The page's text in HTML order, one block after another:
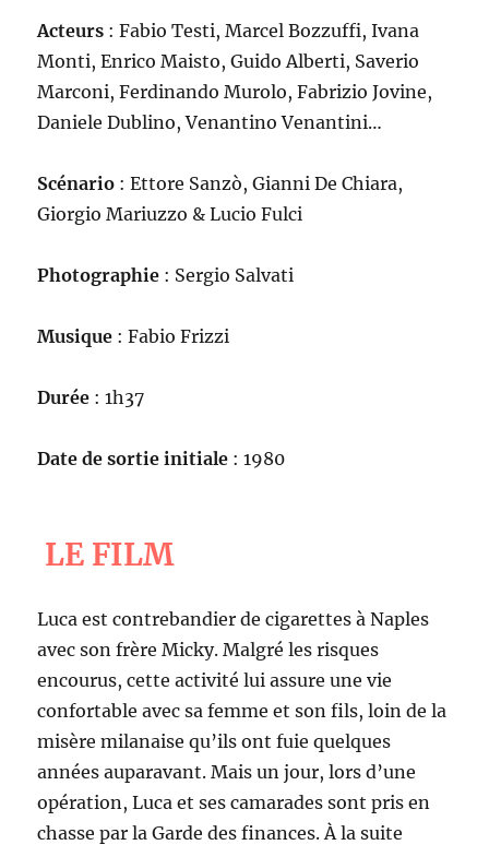
Acteurs : Fabio Testi, Marcel Bozzuffi, Ivana
Monti, Enrico Maisto, Guido Alberti, Saverio
Marconi, Ferdinando Murolo, Fabrizio Jovine,
Daniele Dublino, Venantino Venantini…
Scénario : Ettore Sanzò, Gianni De Chiara,
Giorgio Mariuzzo & Lucio Fulci
Photographie : Sergio Salvati
Musique : Fabio Frizzi
Durée : 1h37
Date de sortie initiale : 1980
LE FILM
Luca est contrebandier de cigarettes à Naples
avec son frère Micky. Malgré les risques
encourus, cette activité lui assure une vie
confortable avec sa femme et son fils, loin de la
misère milanaise qu’ils ont fuie quelques
années auparavant. Mais un jour, lors d’une
opération, Luca et ses camarades sont pris en
chasse par la Garde des finances. À la suite